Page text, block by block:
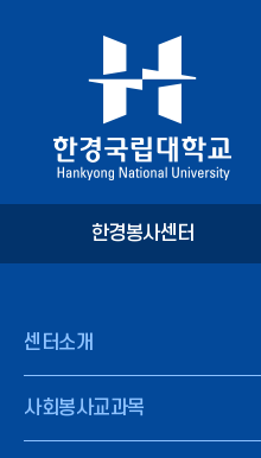
한경봉사센터
센터소개
사회봉사교과목